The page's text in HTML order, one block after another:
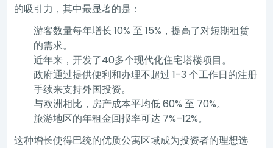
的吸引力，其中最显著的是：
游客数量每年增长 10% 至 15%，提高了对短期租赁
的需求。
近年来，开发了40多个现代化住宅塔楼项目。
政府通过提供便利和办理不超过 1-3 个工作日的注册
手续来支持外国投资。
与欧洲相比，房产成本平均低 60% 至 70%。
旅游地区的年租金回报率可达 7%–12%。
这种增长使得巴统的优质公寓区域成为投资者的理想选